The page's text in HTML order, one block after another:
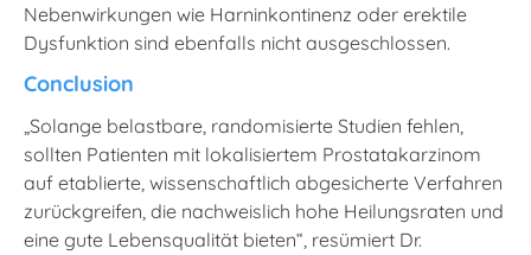
Nebenwirkungen wie Harninkontinenz oder erektile
Dysfunktion sind ebenfalls nicht ausgeschlossen.
Conclusion
„Solange belastbare, randomisierte Studien fehlen,
sollten Patienten mit lokalisiertem Prostatakarzinom
auf etablierte, wissenschaftlich abgesicherte Verfahren
zurückgreifen, die nachweislich hohe Heilungsraten und
eine gute Lebensqualität bieten“, resümiert Dr.